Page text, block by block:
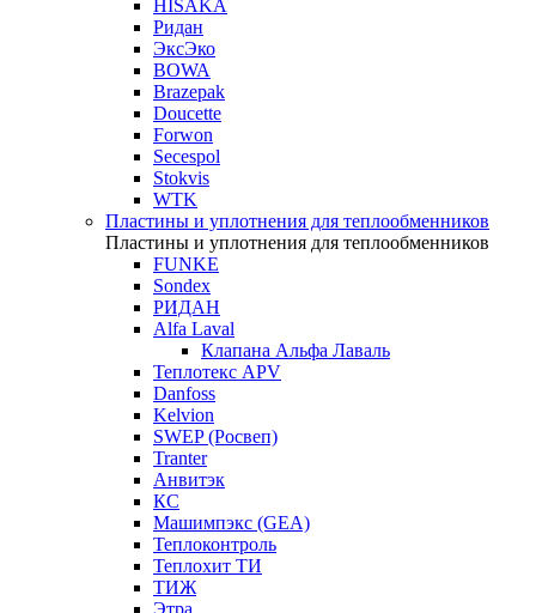
HISAKA
Ридан
ЭксЭко
BOWA
Brazepak
Doucette
Forwon
Secespol
Stokvis
WTK
Пластины и уплотнения для теплообменников
Пластины и уплотнения для теплообменников
FUNKE
Sondex
РИДАН
Alfa Laval
Клапана Альфа Лаваль
Теплотекс APV
Danfoss
Kelvion
SWEP (Росвеп)
Tranter
Анвитэк
КС
Машимпэкс (GEA)
Теплоконтроль
Теплохит ТИ
ТИЖ
Этра